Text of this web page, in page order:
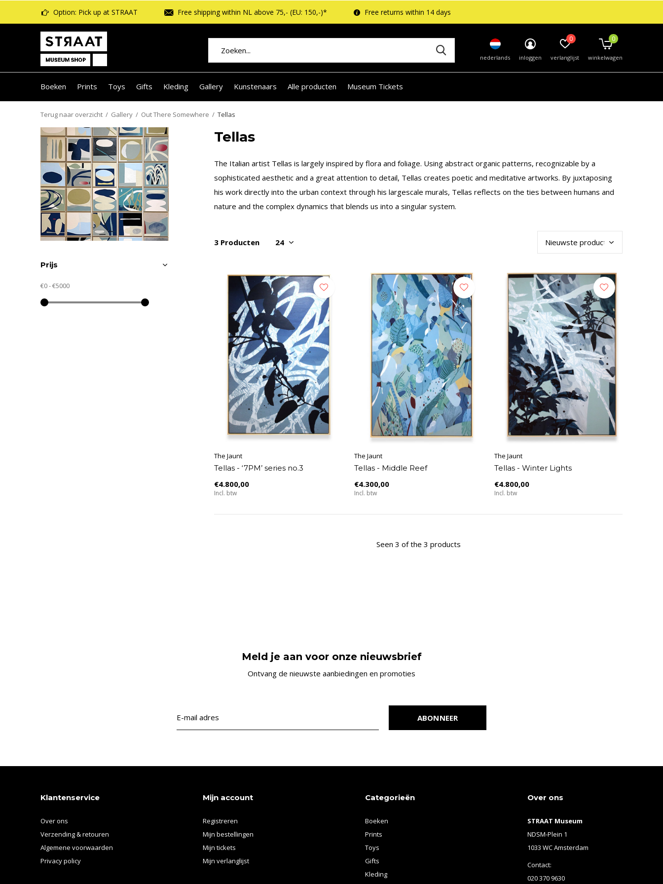
Boeken Prints Toys Gifts Kleding Gallery Kunstenaars Alle producten Museum Tickets
nederlands inloggen verlanglijst
0
winkelwagen
0
Option: Pick up at STRAAT Free shipping within NL above 75,- (EU: 150,-)* Free returns within 14 days
Terug naar overzicht Gallery Out There Somewhere Tellas
Tellas
The Italian artist Tellas is largely inspired by flora and foliage. Using abstract organic patterns, recognizable by a
sophisticated aesthetic and a great attention to detail, Tellas creates poetic and meditative artworks. By juxtaposing
his work directly into the urban context through his largescale murals, Tellas reflects on the ties between humans and
nature and the complex dynamics that blends us into a singular system.
3 Producten
The Jaunt
Tellas - ‘7PM’ series no.3
€4.800,00
Incl. btw
The Jaunt
Tellas - Middle Reef
€4.300,00
Incl. btw
The Jaunt
Tellas - Winter Lights
€4.800,00
Incl. btw
Seen 3 of the 3 products
Prijs
€0-€5000
Meld je aan voor onze nieuwsbrief
Ontvang de nieuwste aanbiedingen en promoties
ABONNEER
Klantenservice
Over ons
Verzending & retouren
Algemene voorwaarden
Privacy policy
Mijn account
Registreren
Mijn bestellingen
Mijn tickets
Mijn verlanglijst
Categorieën
Boeken
Prints
Toys
Gifts
Kleding
Over ons
STRAAT Museum
NDSM-Plein 1
1033 WC Amsterdam
Contact:
020 370 9630